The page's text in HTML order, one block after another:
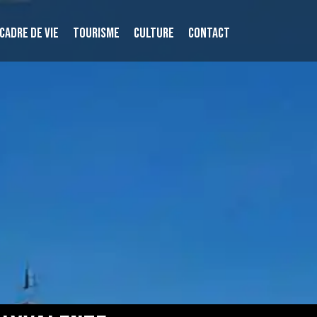
DE VIE TOURISME CULTURE CONTACT